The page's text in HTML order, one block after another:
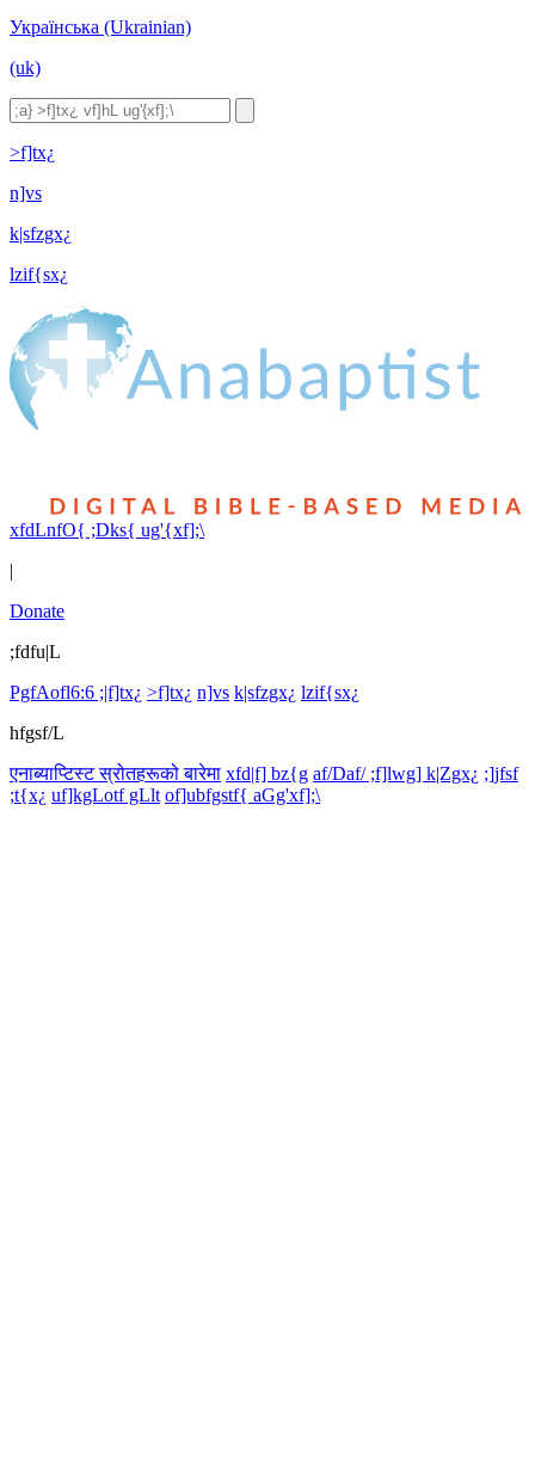
Українська (Ukrainian)
(uk)
>f]tx¿
n]vs
k|sfzgx¿
lzif{sx¿
xfdLnfO{ ;Dks{ ug'{xf];\
|
Donate
;fdfu|L
PgfAofl6:6 ;|f]tx¿ >f]tx¿ n]vs k|sfzgx¿ lzif{sx¿
hfgsf/L
एनाब्याप्टिस्ट स्रोतहरूको बारेमा xfd|f] bz{g af/Daf/ ;f]lwg] k|Zgx¿ ;]jfsf
;t{x¿ uf]kgLotf gLlt of]ubfgstf{ aGg'xf];\